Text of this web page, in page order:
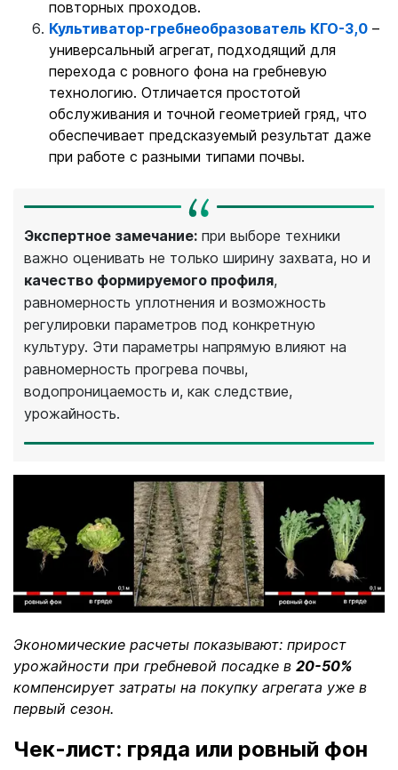
повторных проходов.
Культиватор-гребнеобразователь КГО-3,0 –
универсальный агрегат, подходящий для
перехода с ровного фона на гребневую
технологию. Отличается простотой
обслуживания и точной геометрией гряд, что
обеспечивает предсказуемый результат даже
при работе с разными типами почвы.
Экспертное замечание: при выборе техники
важно оценивать не только ширину захвата, но и
качество формируемого профиля,
равномерность уплотнения и возможность
регулировки параметров под конкретную
культуру. Эти параметры напрямую влияют на
равномерность прогрева почвы,
водопроницаемость и, как следствие,
урожайность.
Экономические расчеты показывают: прирост
урожайности при гребневой посадке в 20-50%
компенсирует затраты на покупку агрегата уже в
первый сезон.
Чек-лист: гряда или ровный фон